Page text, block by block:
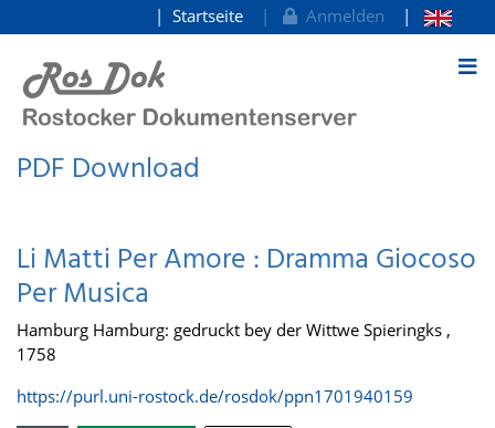
zum Inhalt
Startseite Anmelden
PDF Download
Li Matti Per Amore : Dramma Giocoso
Per Musica
Hamburg Hamburg: gedruckt bey der Wittwe Spieringks ,
1758
https://purl.uni-rostock.de/rosdok/ppn1701940159